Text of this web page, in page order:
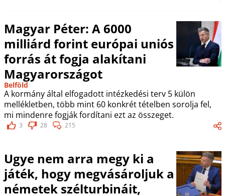
Magyar Péter: A 6000
milliárd forint európai uniós
forrás át fogja alakítani
Magyarországot
Belföld
A kormány által elfogadott intézkedési terv 5 külön
mellékletben, több mint 60 konkrét tételben sorolja fel,
mi mindenre fogják fordítani ezt az összeget.
3 28 215
Ugye nem arra megy ki a
játék, hogy megvásároljuk a
németek szélturbináit,